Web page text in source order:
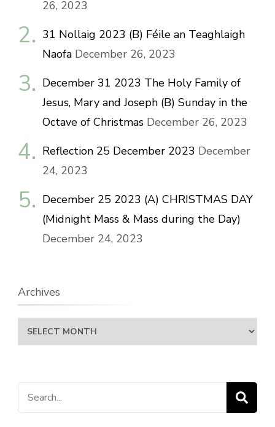
26, 2023
31 Nollaig 2023 (B) Féile an Teaghlaigh
Naofa December 26, 2023
December 31 2023 The Holy Family of
Jesus, Mary and Joseph (B) Sunday in the
Octave of Christmas December 26, 2023
Reflection 25 December 2023 December
24, 2023
December 25 2023 (A) CHRISTMAS DAY
(Midnight Mass & Mass during the Day)
December 24, 2023
Archives
Archives
Search
for: